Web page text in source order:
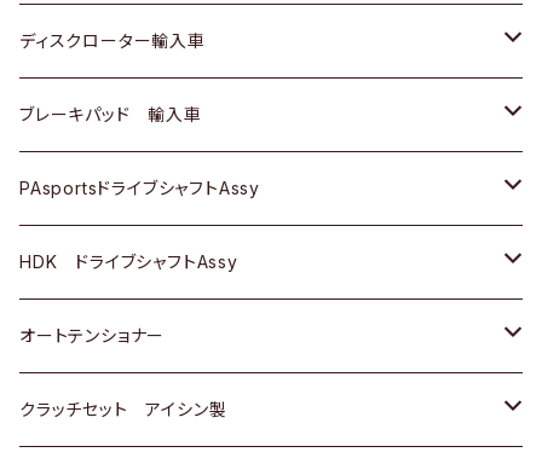
スバル
マツダ
三菱
スバル
ＢＥＮＺ
マツダ
三菱
スバル
ダイハツ
マツダ
三菱
スバル
日産
ダイハツ
マツダ
三菱
スバル
スズキ
日産
ダイハツ
マツダ
三菱
スバル
スズキ
日産
ダイハツ
マツダ
三菱
スバル
トヨタ
ホンダ
スズキ
日産
いすゞ
ダイハツ
ディスクローター輸入車
ＡＵＤＩ
ＢＥＮＺ
ＢＭＷ
GOLF
ＷＡＧＥＮ
ブレーキパッド 輸入車
ＢＥＮＺ
ＢＭＷ
ＷＡＧＥＮ
ＶＯＬＶＯ
PAsportsドライブシャフトAssy
トヨタ
ホンダ
スズキ
HDK ドライブシャフトAssy
スズキ
ダイハツ
オートテンショナー
トヨタ
クラッチセット アイシン製